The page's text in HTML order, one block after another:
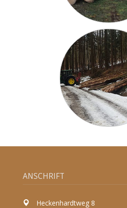
ANSCHRIFT
Heckenhardtweg 8